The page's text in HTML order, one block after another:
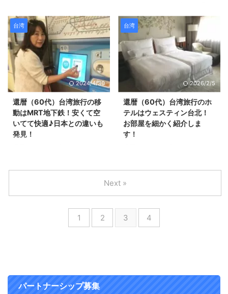
りも初体験！ 午前中から、パワ
ースポットとしても有名な ...
ン台北の朝食レポ☆ハム・野菜・
肉まん・ドライ ...
ディナー♪ 還暦（60代）台湾旅
行初日の夜は、 行天宮駅徒歩５
分のガーラホテル２階に入ってい
る 金満庁で中華料理のコースを
食べました(^^)/ 行天宮から行く
と徒歩で早歩きで１０分はかかり
ますので、 行天宮から行く場合
はタクシーのほうがいいかもしれ
ません。 金満庁はネットの口コ
ミで評価が高かったお店で、 お
手頃価格でふかひれとアワビが食
べられるということと 「現地の
人が沢山行っているお店」という
買わなければいかなくてもいいか
も。 還暦（60代）台湾旅行の当
初立てたスケジュールが予定より
も早く終わってしまったので、
台北101に行きました(^^)/ 台湾は
観光場所が電車でも１５分以内で
行けるようなところばかりなの
で、 １日で結構回れちゃうんで
すよね～～！ それは現地で分か
りました（笑） 台北101は新しい
だけあってとてもきれいでした
(#^.^#) こんな感じで吹き抜けに
なっていて開放感があります。
台湾
2024/4/30
還暦（60代）台湾旅行の移
動はMRT地下鉄！安くて空
いてて快適♪日本との違いも
発見！
「南京復興駅」から 小籠包を食
べに「東門駅」にある永康街まで
向かいます。 台湾の歩行者用信
号機は、上段に 青信号のカウン
代）台湾旅行の移動はMRT地下
台湾
2026/2/5
還暦（60代）台湾旅行のホ
テルはウェスティン台北！
お部屋を細かく紹介しま
す！
もすごくいいんです(*'ω'*) 近く
にコンビニやカフェなどもありま
す♪ エントランスは吹き抜けにな
っていて、開放感があります。
フロントの人は日本語が話せませ
1 2 3 4
Next »
パートナーシップ募集